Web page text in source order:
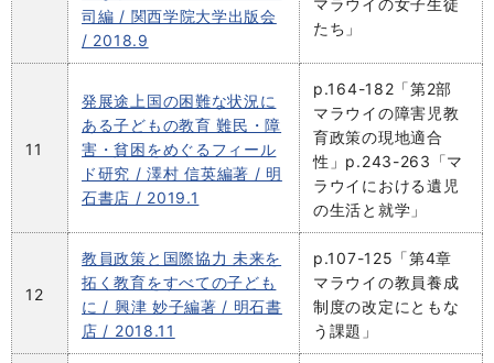
司編 / 関西学院大学出版会
/ 2018.9
マラウイの女子生徒
たち」
11
発展途上国の困難な状況に
ある子どもの教育 難民・障
害・貧困をめぐるフィール
ド研究 / 澤村 信英編著 / 明
石書店 / 2019.1
p.164-182「第2部
マラウイの障害児教
育政策の現地適合
性」p.243-263「マ
ラウイにおける遺児
の生活と就学」
12
教員政策と国際協力 未来を
拓く教育をすべての子ども
に / 興津 妙子編著 / 明石書
店 / 2018.11
p.107-125「第4章
マラウイの教員養成
制度の改定にともな
う課題」